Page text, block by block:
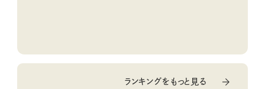
ランキングをもっと見る